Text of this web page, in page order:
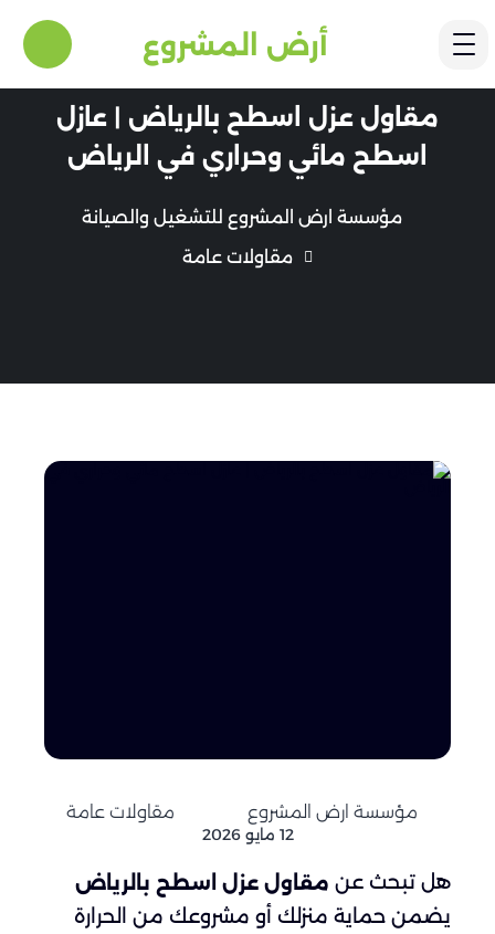
أرض المشروع
مقاول عزل اسطح بالرياض | عازل
اسطح مائي وحراري في الرياض
مؤسسة ارض المشروع للتشغيل والصيانة
مقاولات عامة
مؤسسة ارض المشروع مقاولات عامة
12 مايو 2026
هل تبحث عن مقاول عزل اسطح بالرياض
يضمن حماية منزلك أو مشروعك من الحرارة